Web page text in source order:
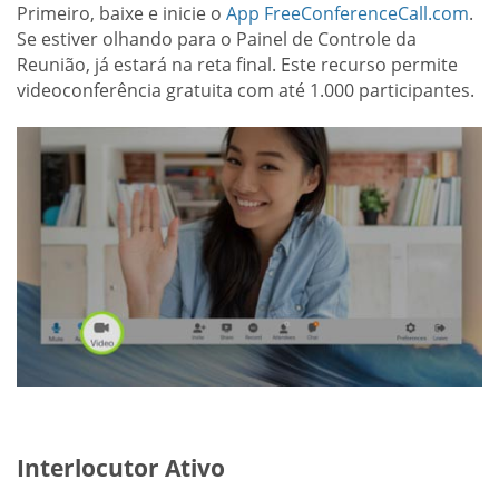
Primeiro, baixe e inicie o App FreeConferenceCall.com.
Se estiver olhando para o Painel de Controle da
Reunião, já estará na reta final. Este recurso permite
videoconferência gratuita com até 1.000 participantes.
Interlocutor Ativo